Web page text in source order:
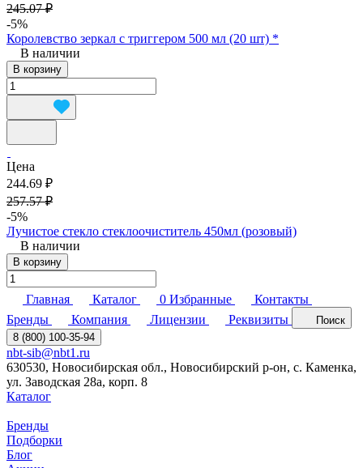
245.07 ₽
-5%
Королевство зеркал с триггером 500 мл (20 шт) *
В наличии
В корзину
Цена
244.69 ₽
257.57 ₽
-5%
Лучистое стекло стеклоочиститель 450мл (розовый)
В наличии
В корзину
Главная Каталог 0 Избранные
Контакты
Бренды
Компания Лицензии Реквизиты
Поиск
8 (800) 100-35-94
nbt-sib@nbt1.ru
630530, Новосибирская обл., Новосибирский р-он, с. Каменка,
ул. Заводская 28а, корп. 8
Каталог
Бренды
Подборки
Блог